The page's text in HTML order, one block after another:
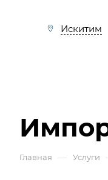
Искитим
Главная — Услуги